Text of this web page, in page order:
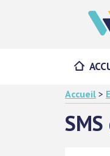
Accueil >